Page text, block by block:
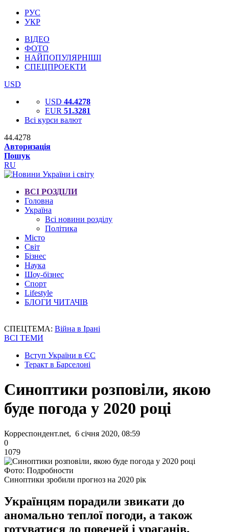
РУС
УКР
ВІДЕО
ФОТО
НАЙПОПУЛЯРНІШІ
СПЕЦПРОЕКТИ
USD
USD 44.4278
EUR 51.3281
Всі курси валют
44.4278
Авторизація
Пошук
RU
ВСІ РОЗДІЛИ
Головна
Україна
Всі новини розділу
Політика
Місто
Світ
Бізнес
Наука
Шоу-бізнес
Спорт
Lifestyle
БЛОГИ ЧИТАЧІВ
СПЕЦТЕМА: Війна в Ірані
ВСІ ТЕМИ
Вступ України в ЄС
Теракт в Барселоні
Синоптики розповіли, якою
буде погода у 2020 році
Корреспондент.net, 6 січня 2020, 08:59
0
1079
Фото: Подробности
Синоптики зробили прогноз на 2020 рік
Українцям порадили звикати до
аномально теплої погоди, а також
готуватися до повеней і ураганів.